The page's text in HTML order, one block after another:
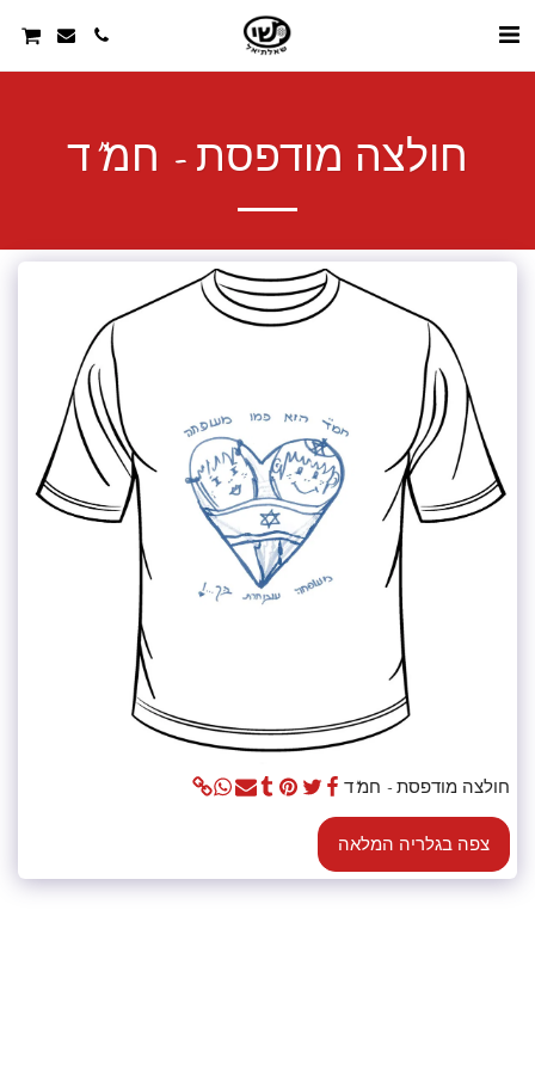
חולצה מודפסת - חמ"ד
חולצה מודפסת - חמ"ד
צפה בגלריה המלאה